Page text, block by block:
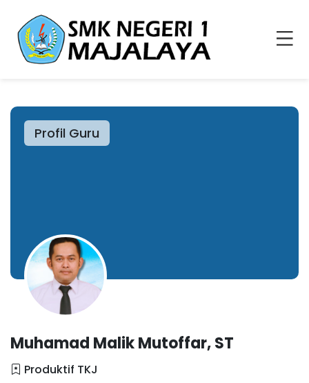
Profil Guru
Muhamad Malik Mutoffar, ST
Produktif TKJ